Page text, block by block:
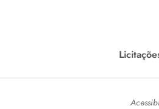
Editais de